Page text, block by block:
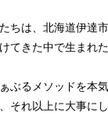
ちは、北海道伊達
てきた中で生まれ
ぶるメソッドを本
それ以上に大事に